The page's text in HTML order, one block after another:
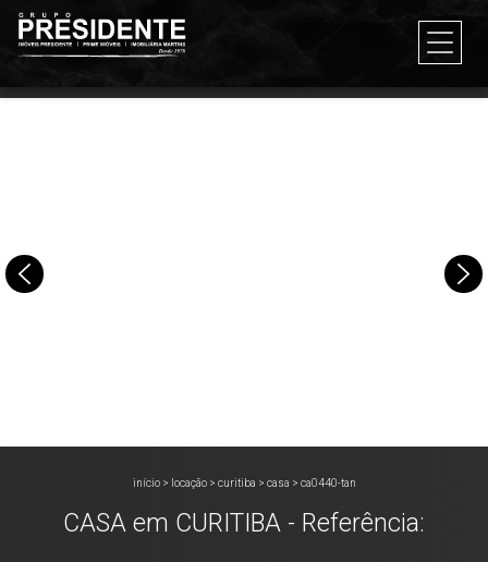
início> locação> curitiba > casa > ca0440-tan
CASA em CURITIBA - Referência: